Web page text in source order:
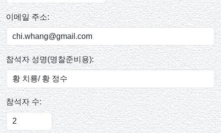
이메일 주소:
참석자 성명(명찰준비용):
참석자 수: